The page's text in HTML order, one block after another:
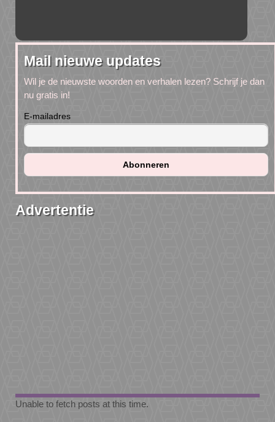
Mail nieuwe updates
Wil je de nieuwste woorden en verhalen lezen? Schrijf je dan
nu gratis in!
E-mailadres
Advertentie
Unable to fetch posts at this time.